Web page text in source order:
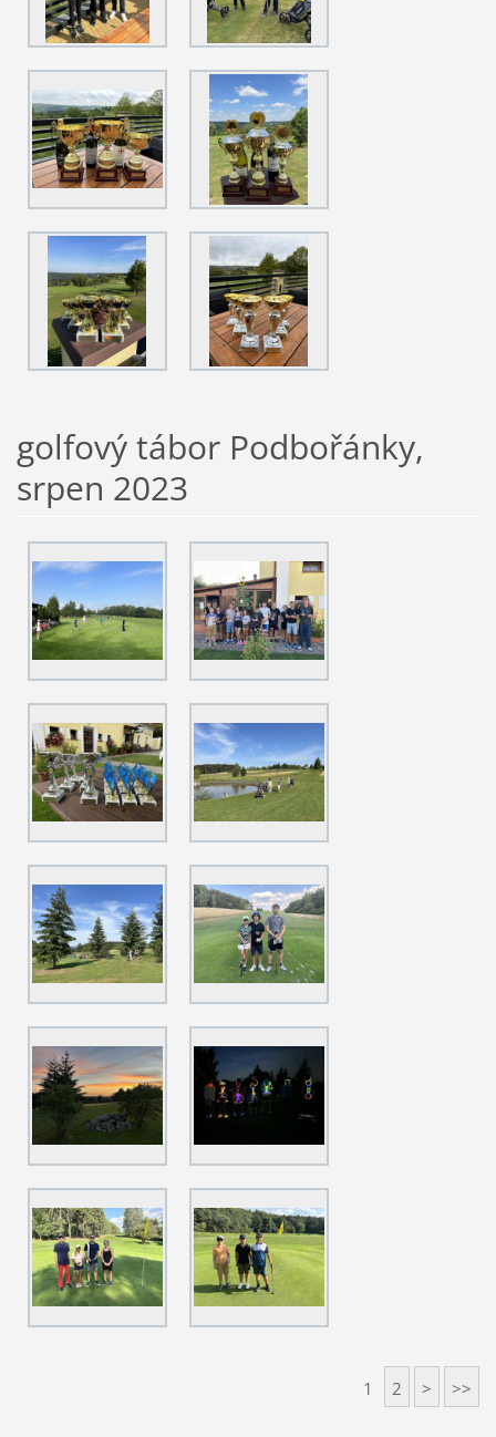
golfový tábor Podbořánky,
srpen 2023
1 2 > >>